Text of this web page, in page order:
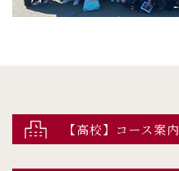
【高校】コース案内